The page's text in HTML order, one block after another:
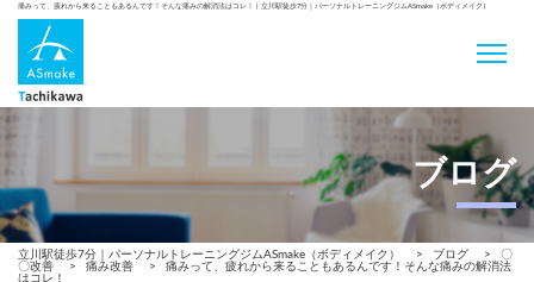
痛みって、疲れから来ることもあるんです！そんな痛みの解消法はコレ！ | 立川駅徒歩7分｜パーソナルトレーニングジムASmake（ボディメイク）
ブログ
立川駅徒歩7分｜パーソナルトレーニングジムASmake（ボディメイク） > ブログ >
〇
〇改善
> 痛み改善 >
痛みって、疲れから来ることもあるんです！そんな痛みの解消法
はコレ！